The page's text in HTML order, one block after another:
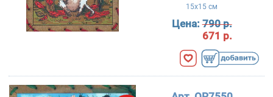
15x15 см
Цена:790 р.
671 р.